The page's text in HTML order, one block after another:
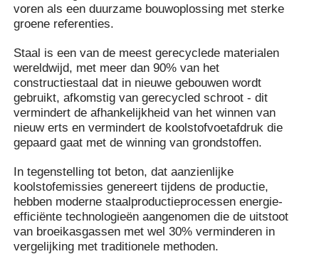
Fabrieksreis
Kwaliteitscontrole
Contacteer ons
nieuws
voren als een duurzame bouwoplossing met sterke
groene referenties.
Staal is een van de meest gerecyclede materialen
wereldwijd, met meer dan 90% van het
constructiestaal dat in nieuwe gebouwen wordt
gebruikt, afkomstig van gerecycled schroot - dit
vermindert de afhankelijkheid van het winnen van
nieuw erts en vermindert de koolstofvoetafdruk die
gepaard gaat met de winning van grondstoffen.
In tegenstelling tot beton, dat aanzienlijke
koolstofemissies genereert tijdens de productie,
hebben moderne staalproductieprocessen energie-
efficiënte technologieën aangenomen die de uitstoot
van broeikasgassen met wel 30% verminderen in
vergelijking met traditionele methoden.